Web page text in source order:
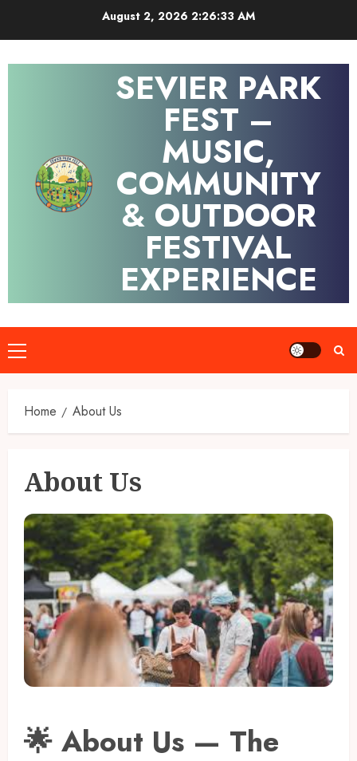
August 2, 2026 2:26:33 AM
SEVIER PARK
FEST –
MUSIC,
COMMUNITY
& OUTDOOR
FESTIVAL
EXPERIENCE
Primary
Menu
Home About Us
About Us
🌟 About Us — The